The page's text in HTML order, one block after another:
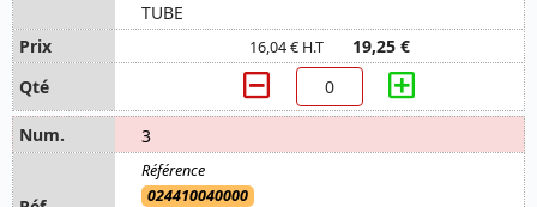
TUBE
16,04 € H.T 19,25 €
3
024410040000